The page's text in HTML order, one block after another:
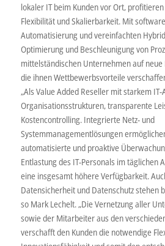
lokaler IT beim Kunden vor Ort,
Flexibilität und Skalierbarkeit. Mit
Automatisierung und vereinfachten
Optimierung und Beschleunigung von
mittelständischen Unternehmen auf
die ihnen Wettbewerbsvorteile
„Als Value Added Reseller mit starkem
Organisationsstrukturen, transparente
Kostencontrolling. Integrierte Netz- und
Systemmanagementlösungen
automatisierte und proaktive
Entlastung des IT-Personals im täglichen
eine insgesamt höhere Verfügbarkeit.
Datensicherheit und Datenschutz stehen
so Mark Lechelt. „Die Vernetzung aller
sowie der Mitarbeiter aus den
verschafft den Kunden die notwendige